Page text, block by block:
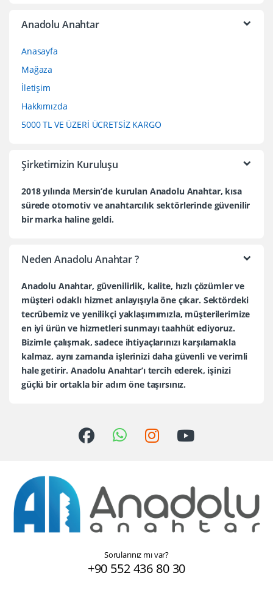
Anadolu Anahtar
Anasayfa
Mağaza
İletişim
Hakkımızda
5000 TL VE ÜZERİ ÜCRETSİZ KARGO
Şirketimizin Kuruluşu
2018 yılında Mersin’de kurulan Anadolu Anahtar, kısa
sürede otomotiv ve anahtarcılık sektörlerinde güvenilir
bir marka haline geldi.
Neden Anadolu Anahtar ?
Anadolu Anahtar, güvenilirlik, kalite, hızlı çözümler ve
müşteri odaklı hizmet anlayışıyla öne çıkar. Sektördeki
tecrübemiz ve yenilikçi yaklaşımımızla, müşterilerimize
en iyi ürün ve hizmetleri sunmayı taahhüt ediyoruz.
Bizimle çalışmak, sadece ihtiyaçlarınızı karşılamakla
kalmaz, aynı zamanda işlerinizi daha güvenli ve verimli
hale getirir. Anadolu Anahtar’ı tercih ederek, işinizi
güçlü bir ortakla bir adım öne taşırsınız.
Sorularınız mı var?
+90 552 436 80 30